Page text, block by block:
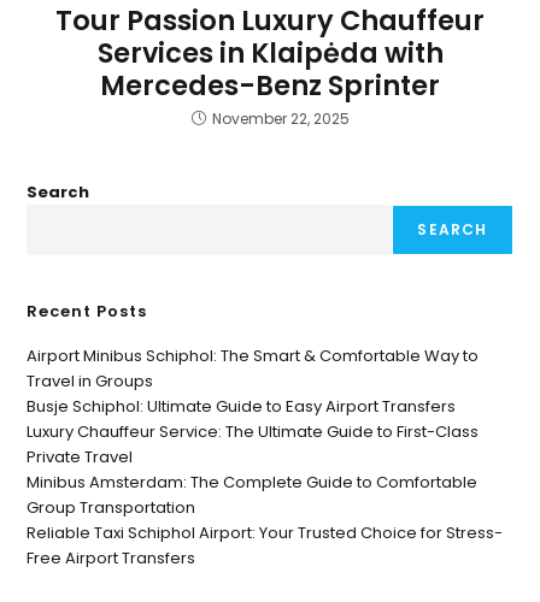
Tour Passion Luxury Chauffeur
Services in Klaipėda with
Mercedes-Benz Sprinter
November 22, 2025
Search
SEARCH
Recent Posts
Airport Minibus Schiphol: The Smart & Comfortable Way to
Travel in Groups
Busje Schiphol: Ultimate Guide to Easy Airport Transfers
Luxury Chauffeur Service: The Ultimate Guide to First-Class
Private Travel
Minibus Amsterdam: The Complete Guide to Comfortable
Group Transportation
Reliable Taxi Schiphol Airport: Your Trusted Choice for Stress-
Free Airport Transfers